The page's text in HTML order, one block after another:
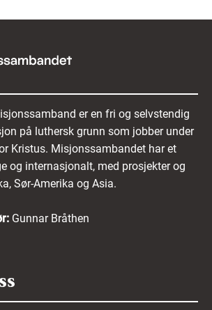
er en fri og selvstendig
på luthersk grunn som jobber under
Kristus. Misjonssambandet har et
og internasjonalt, med prosjekter og
Sør-Amerika og Asia.
Gunnar Bråthen